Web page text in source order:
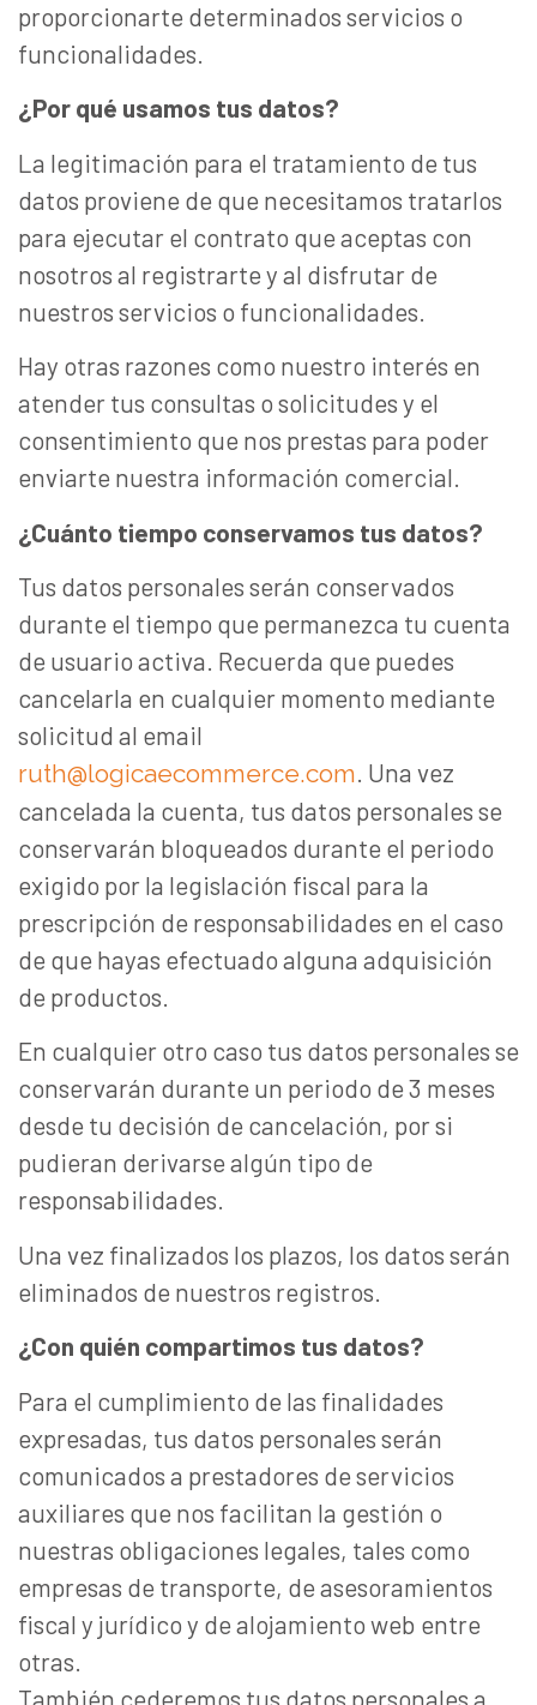
proporcionarte determinados servicios o
funcionalidades.
¿Por qué usamos tus datos?
La legitimación para el tratamiento de tus
datos proviene de que necesitamos tratarlos
para ejecutar el contrato que aceptas con
nosotros al registrarte y al disfrutar de
nuestros servicios o funcionalidades.
Hay otras razones como nuestro interés en
atender tus consultas o solicitudes y el
consentimiento que nos prestas para poder
enviarte nuestra información comercial.
¿Cuánto tiempo conservamos tus datos?
Tus datos personales serán conservados
durante el tiempo que permanezca tu cuenta
de usuario activa. Recuerda que puedes
cancelarla en cualquier momento mediante
solicitud al email
ruth@logicaecommerce.com. Una vez
cancelada la cuenta, tus datos personales se
conservarán bloqueados durante el periodo
exigido por la legislación fiscal para la
prescripción de responsabilidades en el caso
de que hayas efectuado alguna adquisición
de productos.
En cualquier otro caso tus datos personales se
conservarán durante un periodo de 3 meses
desde tu decisión de cancelación, por si
pudieran derivarse algún tipo de
responsabilidades.
Una vez finalizados los plazos, los datos serán
eliminados de nuestros registros.
¿Con quién compartimos tus datos?
Para el cumplimiento de las finalidades
expresadas, tus datos personales serán
comunicados a prestadores de servicios
auxiliares que nos facilitan la gestión o
nuestras obligaciones legales, tales como
empresas de transporte, de asesoramientos
fiscal y jurídico y de alojamiento web entre
otras.
También cederemos tus datos personales a